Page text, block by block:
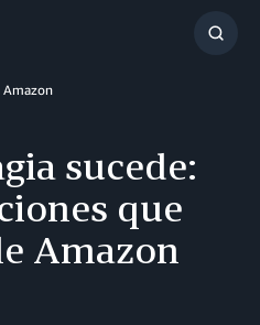
Amazon
sucede:
que
Amazon